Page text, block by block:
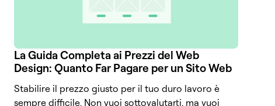
La Guida Completa ai Prezzi del Web
Design: Quanto Far Pagare per un Sito Web
Stabilire il prezzo giusto per il tuo duro lavoro è
sempre difficile. Non vuoi sottovalutarti, ma vuoi